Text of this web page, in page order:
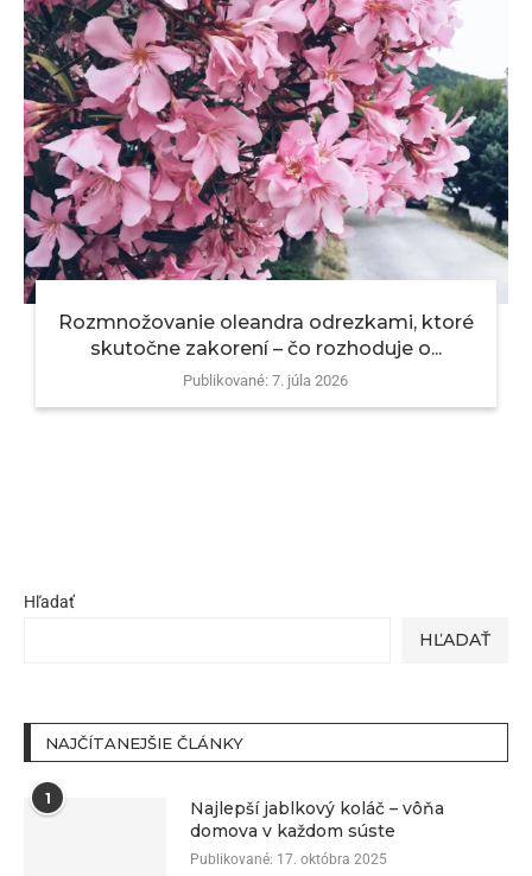
Rozmnožovanie oleandra odrezkami, ktoré
skutočne zakorení – čo rozhoduje o...
Publikované: 7. júla 2026
Hľadať
HĽADAŤ
NAJČÍTANEJŠIE ČLÁNKY
1
Najlepší jablkový koláč – vôňa
domova v každom súste
Publikované: 17. októbra 2025